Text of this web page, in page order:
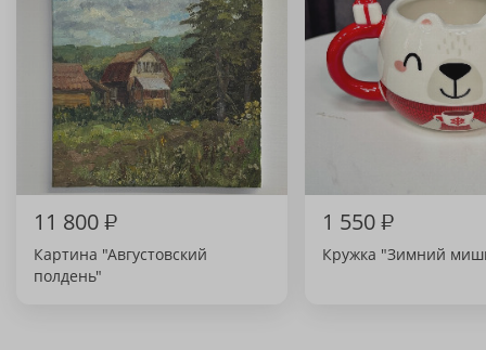
11 800₽
Картина "Августовский
полдень"
1 550₽
Кружка "Зимний